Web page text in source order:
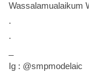
Wassalamualaikum
.
.
Ig : @smpmodelaic